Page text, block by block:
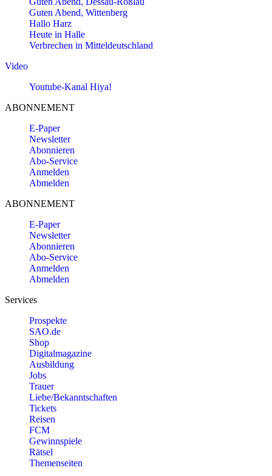
Guten Abend, Wittenberg
Hallo Harz
Heute in Halle
Verbrechen in Mitteldeutschland
Video
Youtube-Kanal Hiya!
ABONNEMENT
E-Paper
Newsletter
Abonnieren
Abo-Service
Anmelden
Abmelden
ABONNEMENT
E-Paper
Newsletter
Abonnieren
Abo-Service
Anmelden
Abmelden
Services
Prospekte
SAO.de
Shop
Digitalmagazine
Ausbildung
Jobs
Trauer
Liebe/Bekanntschaften
Tickets
Reisen
FCM
Gewinnspiele
Rätsel
Themenseiten